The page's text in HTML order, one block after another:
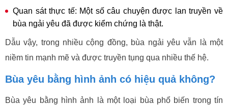
Quan sát thực tế: Một số câu chuyện được lan truyền về
bùa ngải yêu đã được kiểm chứng là thật.
Dẫu vậy, trong nhiều cộng đồng, bùa ngải yêu vẫn là một
niềm tin mạnh mẽ và được truyền tụng qua nhiều thế hệ.
Bùa yêu bằng hình ảnh có hiệu quả không?
Bùa yêu bằng hình ảnh là một loại bùa phổ biến trong tín